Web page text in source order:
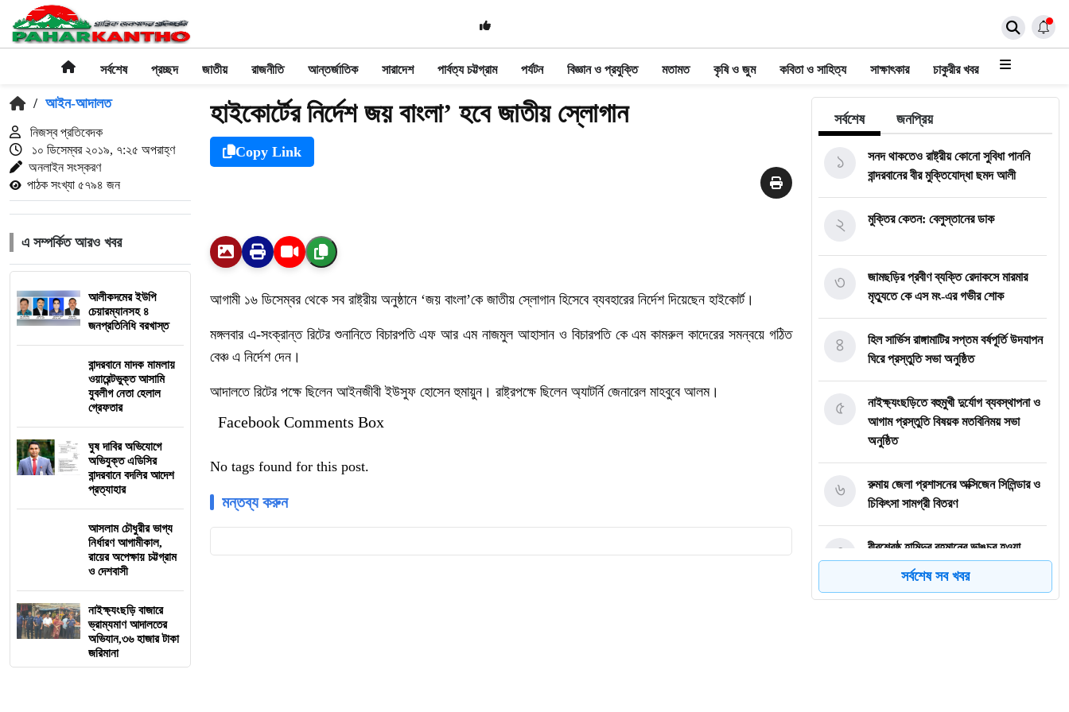
সর্বশেষ প্রচ্ছদ জাতীয় রাজনীতি আন্তর্জাতিক সারাদেশ পার্বত্য চট্টগ্রাম পর্যটন বিজ্ঞান ও প্রযুক্তি মতামত কৃষি ও জুম কবিতা ও সাহিত্য সাক্ষাৎকার চাকুরীর খবর
/ আইন-আদালত
নিজস্ব প্রতিবেদক
১০ ডিসেম্বর ২০১৯, ৭:২৫ অপরাহ্ণ
অনলাইন সংস্করণ
পাঠক সংখ্যা ৫৭৯৪ জন
এ সম্পর্কিত আরও খবর
আলীকদমের ইউপি
চেয়ারম্যানসহ ৪
জনপ্রতিনিধি বরখাস্ত
বান্দরবানে মাদক মামলায়
ওয়ারেন্টভুক্ত আসামি
যুবলীগ নেতা হেলাল
গ্রেফতার
ঘুষ দাবির অভিযোগে
অভিযুক্ত এডিসির
বান্দরবানে বদলির আদেশ
প্রত্যাহার
আসলাম চৌধুরীর ভাগ্য
নির্ধারণ আগামীকাল,
রায়ের অপেক্ষায় চট্টগ্রাম
ও দেশবাসী
নাইক্ষ্যংছড়ি বাজারে
ভ্রাম্যমাণ আদালতের
অভিযান,৩৬ হাজার টাকা
জরিমানা
হাইকোর্টের নির্দেশ জয় বাংলা’ হবে জাতীয় স্লোগান
Copy Link
আগামী ১৬ ডিসেম্বর থেকে সব রাষ্ট্রীয় অনুষ্ঠানে ‘জয় বাংলা’কে জাতীয় স্লোগান হিসেবে ব্যবহারের নির্দেশ দিয়েছেন হাইকোর্ট।
মঙ্গলবার এ-সংক্রান্ত রিটের শুনানিতে বিচারপতি এফ আর এম নাজমুল আহাসান ও বিচারপতি কে এম কামরুল কাদেরের সমন্বয়ে গঠিত
বেঞ্চ এ নির্দেশ দেন।
আদালতে রিটের পক্ষে ছিলেন আইনজীবী ইউসুফ হোসেন হুমায়ুন। রাষ্ট্রপক্ষে ছিলেন অ্যাটর্নি জেনারেল মাহবুবে আলম।
Facebook Comments Box
No tags found for this post.
মন্তব্য করুন
সর্বশেষ জনপ্রিয়
সনদ থাকতেও রাষ্ট্রীয় কোনো সুবিধা পাননি
বান্দরবানের বীর মুক্তিযোদ্ধা ছমদ আলী
১
মুক্তির কেতন: বেলুস্তানের ডাক
২
জামছড়ির প্রবীণ ব্যক্তি রেদাকসে মারমার
মৃত্যুতে কে এস মং-এর গভীর শোক
৩
হিল সার্ভিস রাঙ্গামাটির সপ্তম বর্ষপূর্তি উদযাপন
ঘিরে প্রস্তুতি সভা অনুষ্ঠিত
৪
নাইক্ষ্যংছড়িতে বহুমুখী দুর্যোগ ব্যবস্থাপনা ও
আগাম প্রস্তুতি বিষয়ক মতবিনিময় সভা
অনুষ্ঠিত
৫
রুমায় জেলা প্রশাসনের অক্সিজেন সিলিন্ডার ও
চিকিৎসা সামগ্রী বিতরণ
৬
বীরশ্রেষ্ঠ হামিদুর রহমানের ভাঙচুর হওয়া
ভাস্কর্য পরিদর্শনে নাগরিক সমাজ
৭
সর্বশেষ সব খবর